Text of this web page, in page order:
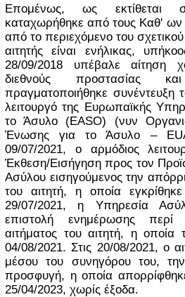
Επομένως, ως εκτίθεται
καταχωρήθηκε από τους Καθ' ων
από το περιεχόμενο του
αιτητής είναι ενήλικας,
28/09/2018 υπέβαλε αίτηση
διεθνούς προστασίας
πραγματοποιήθηκε συνέντευξη
λειτουργό της Ευρωπαϊκής
το Άσυλο (EASO) (νυν
Ένωσης για το Άσυλο –
09/07/2021, ο αρμόδιος
Έκθεση/Εισήγηση προς τον
Ασύλου εισηγούμενος την
του αιτητή, η οποία
29/07/2021, η Υπηρεσία
επιστολή ενημέρωσης
αιτήματος του αιτητή, η οποία
04/08/2021. Στις 20/08/2021, ο
μέσου του συνηγόρου του,
προσφυγή, η οποία
25/04/2023, χωρίς έξοδα.